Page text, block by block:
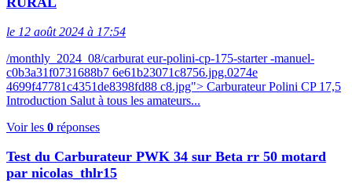
le 12 août 2024 à 17:54
/monthly_2024_08/carburat eur-polini-cp-175-starter -manuel-
c0b3a31f0731688b7 6e61b23071c8756.jpg.0274e
4699f47781c4351de8398fd88 c8.jpg"> Carburateur Polini CP 17,5
Introduction Salut à tous les amateurs...
Voir les 0 réponses
Test du Carburateur PWK 34 sur Beta rr 50 motard
par nicolas_thlr15